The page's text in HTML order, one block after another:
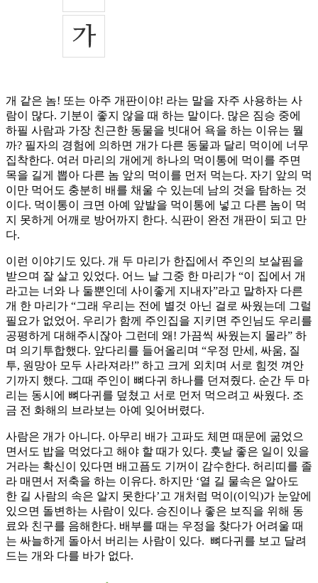
개 같은 놈! 또는 아주 개판이야! 라는 말을 자주 사용하는 사
람이 많다. 기분이 좋지 않을 때 하는 말이다. 많은 짐승 중에
하필 사람과 가장 친근한 동물을 빗대어 욕을 하는 이유는 뭘
까? 필자의 경험에 의하면 개가 다른 동물과 달리 먹이에 너무
집착한다. 여러 마리의 개에게 하나의 먹이통에 먹이를 주면
목을 길게 뽑아 다른 놈 앞의 먹이를 먼저 먹는다. 자기 앞의 먹
이만 먹어도 충분히 배를 채울 수 있는데 남의 것을 탐하는 것
이다. 먹이통이 크면 아예 앞발을 먹이통에 넣고 다른 놈이 먹
지 못하게 어깨로 방어까지 한다. 식판이 완전 개판이 되고 만
다.
이런 이야기도 있다. 개 두 마리가 한집에서 주인의 보살핌을
받으며 잘 살고 있었다. 어느 날 그중 한 마리가 “이 집에서 개
라고는 너와 나 둘뿐인데 사이좋게 지내자”라고 말하자 다른
개 한 마리가 “그래 우리는 전에 별것 아닌 걸로 싸웠는데 그럴
필요가 없었어. 우리가 함께 주인집을 지키면 주인님도 우리를
공평하게 대해주시잖아 그런데 왜! 가끔씩 싸웠는지 몰라” 하
며 의기투합했다. 앞다리를 들어올리며 “우정 만세, 싸움, 질
투, 원망아 모두 사라져라!” 하고 크게 외치며 서로 힘껏 껴안
기까지 했다. 그때 주인이 뼈다귀 하나를 던져줬다. 순간 두 마
리는 동시에 뼈다귀를 덮쳤고 서로 먼저 먹으려고 싸웠다. 조
금 전 화해의 브라보는 아예 잊어버렸다.
사람은 개가 아니다. 아무리 배가 고파도 체면 때문에 굶었으
면서도 밥을 먹었다고 해야 할 때가 있다. 훗날 좋은 일이 있을
거라는 확신이 있다면 배고픔도 기꺼이 감수한다. 허리띠를 졸
라 매면서 저축을 하는 이유다. 하지만 ‘열 길 물속은 알아도
한 길 사람의 속은 알지 못한다’고 개처럼 먹이(이익)가 눈앞에
있으면 돌변하는 사람이 있다. 승진이나 좋은 보직을 위해 동
료와 친구를 음해한다. 배부를 때는 우정을 찾다가 어려울 때
는 싸늘하게 돌아서 버리는 사람이 있다. 뼈다귀를 보고 달려
드는 개와 다를 바가 없다.